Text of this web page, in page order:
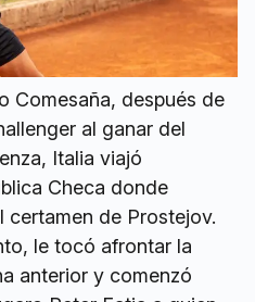
Comesaña, después de
al ganar del
Italia viajó
Checa donde
certamen de Prostejov.
le tocó afrontar la
anterior y comenzó